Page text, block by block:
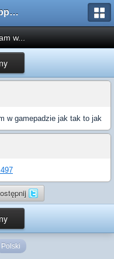
AMXX.pl: Support AMX Mod X i SourceMod
w...
w gamepadzie jak tak to jak
Polski